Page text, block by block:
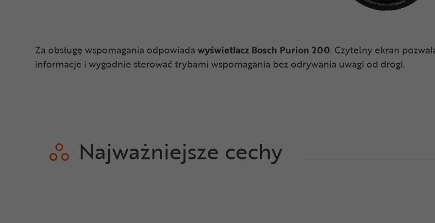
Za obsługę wspomagania odpowiada wyświetlacz Bosch Purion 200. Czytelny ekran
informacje i wygodnie sterować trybami wspomagania bez odrywania uwagi od drogi.
Najważniejsze cechy